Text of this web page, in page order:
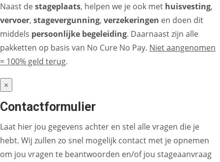
Naast destageplaats, helpen we je ook met huisvesting,
vervoer, stagevergunning, verzekeringen en doen dit
middels persoonlijke begeleiding. Daarnaast zijn alle
pakketten op basis van No Cure No Pay. Niet aangenomen
= 100% geld terug.
×
Contactformulier
Laat hier jou gegevens achter en stel alle vragen die je
hebt. Wij zullen zo snel mogelijk contact met je opnemen
om jou vragen te beantwoorden en/of jou stageaanvraag